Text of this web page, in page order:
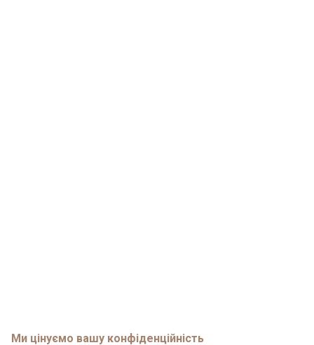
Ми цінуємо вашу конфіденційність